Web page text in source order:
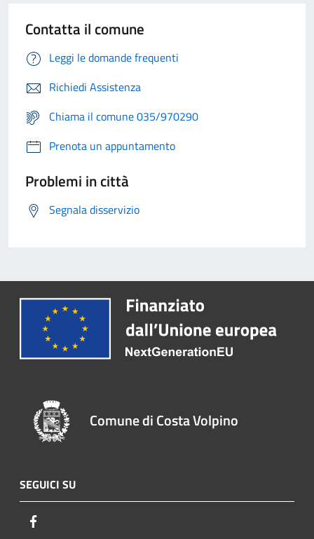
Contatta il comune
Leggi le domande frequenti
Richiedi Assistenza
Chiama il comune 035/970290
Prenota un appuntamento
Problemi in città
Segnala disservizio
Comune di Costa Volpino
SEGUICI SU